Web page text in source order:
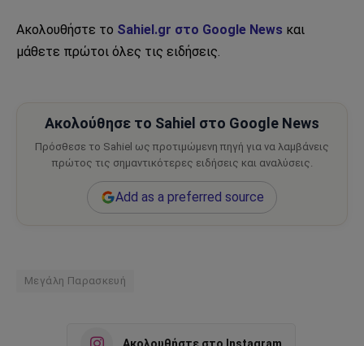
Ακολουθήστε το Sahiel.gr στο Google News και
μάθετε πρώτοι όλες τις ειδήσεις.
Ακολούθησε το Sahiel στο Google News
Πρόσθεσε το Sahiel ως προτιμώμενη πηγή για να λαμβάνεις
πρώτος τις σημαντικότερες ειδήσεις και αναλύσεις.
Add as a preferred source
Μεγάλη Παρασκευή
Ακολουθήστε στο Instagram